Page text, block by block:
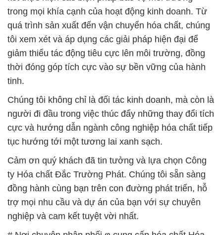
trong mọi khía cạnh của hoạt động kinh doanh. Từ
quá trình sản xuất đến vận chuyển hóa chất, chúng
tôi xem xét và áp dụng các giải pháp hiện đại để
giảm thiểu tác động tiêu cực lên môi trường, đồng
thời đóng góp tích cực vào sự bền vững của hành
tinh.
Chúng tôi không chỉ là đối tác kinh doanh, mà còn là
người đi đầu trong việc thúc đẩy những thay đổi tích
cực và hướng dẫn ngành công nghiệp hóa chất tiếp
tục hướng tới một tương lai xanh sạch.
Cảm ơn quý khách đã tin tưởng và lựa chọn Công
ty Hóa chất Đắc Trường Phát. Chúng tôi sẵn sàng
đồng hành cùng bạn trên con đường phát triển, hỗ
trợ mọi nhu cầu và dự án của bạn với sự chuyên
nghiệp và cam kết tuyệt vời nhất.